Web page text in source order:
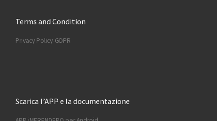
Terms and Condition
Privacy Policy-GDPR
Scarica l’APP e la documentazione